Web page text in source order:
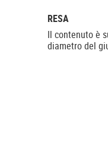
RESA
Il contenuto è
diametro del